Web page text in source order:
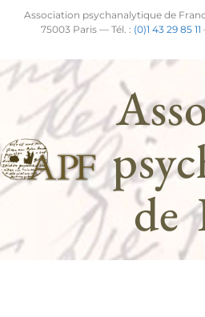
Association psychanalytique de
75003 Paris — Tél. : (0)1 43 29 85 11
de